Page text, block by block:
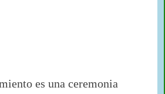
es una ceremonia